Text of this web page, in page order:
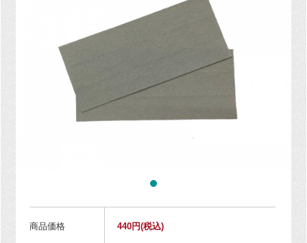
商品価格 440円(税込)